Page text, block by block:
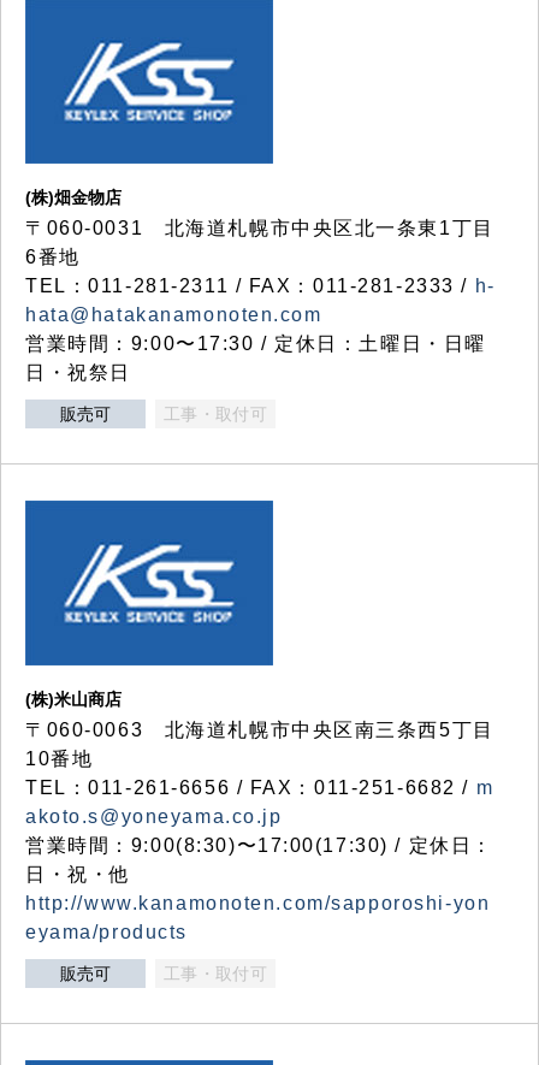
(株)畑金物店
〒060-0031 北海道札幌市中央区北一条東1丁目
6番地
TEL：011-281-2311 / FAX：011-281-2333 / h-
hata@hatakanamonoten.com
営業時間：9:00〜17:30 / 定休日：土曜日・日曜
日・祝祭日
販売可 工事・取付可
(株)米山商店
〒060-0063 北海道札幌市中央区南三条西5丁目
10番地
TEL：011-261-6656 / FAX：011-251-6682 / m
akoto.s@yoneyama.co.jp
営業時間：9:00(8:30)〜17:00(17:30) / 定休日：
日・祝・他
http://www.kanamonoten.com/sapporoshi-yon
eyama/products
販売可 工事・取付可